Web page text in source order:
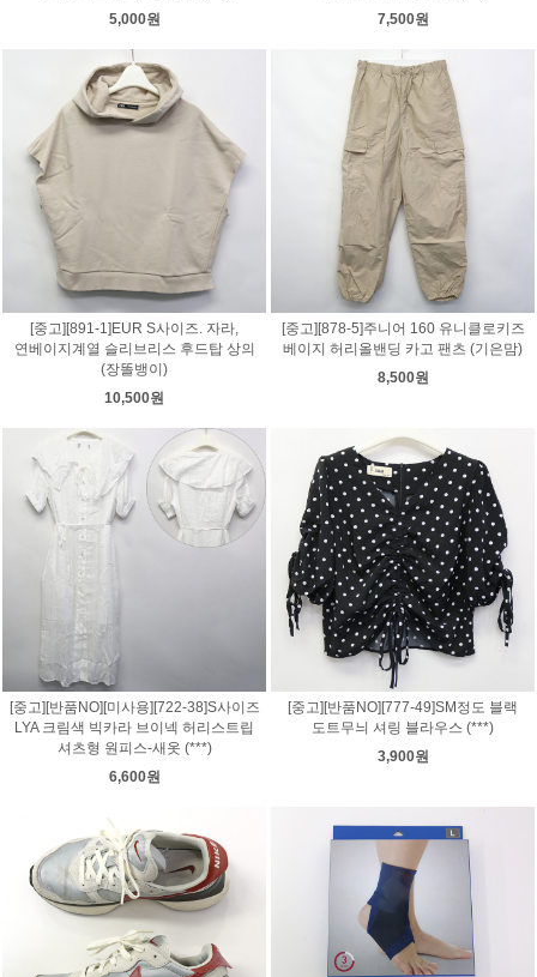
5,000원
7,500원
[중고][891-1]EUR S사이즈. 자라,
연베이지계열 슬리브리스 후드탑 상의
(장똘뱅이)
10,500원
[중고][878-5]주니어 160 유니클로키즈
베이지 허리올밴딩 카고 팬츠 (기은맘)
8,500원
[중고][반품NO][미사용][722-38]S사이즈
LYA 크림색 빅카라 브이넥 허리스트립
셔츠형 원피스-새옷 (***)
6,600원
[중고][반품NO][777-49]SM정도 블랙
도트무늬 셔링 블라우스 (***)
3,900원